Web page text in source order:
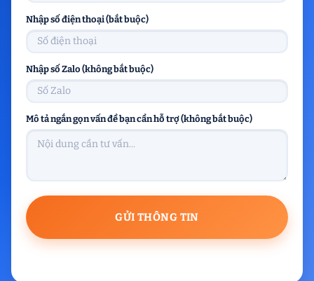
Nhập số điện thoại (bắt buộc)
Nhập số Zalo (không bắt buộc)
Mô tả ngắn gọn vấn đề bạn cần hỗ trợ (không bắt buộc)